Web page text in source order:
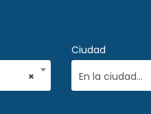
×
Ciudad
En la ciudad...